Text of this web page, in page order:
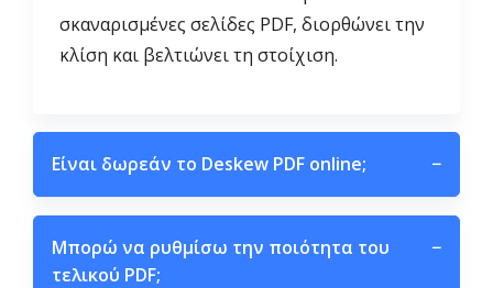
σκαναρισμένες σελίδες PDF, διορθώνει την
κλίση και βελτιώνει τη στοίχιση.
Είναι δωρεάν το Deskew PDF online; −
Μπορώ να ρυθμίσω την ποιότητα του
τελικού PDF;
−